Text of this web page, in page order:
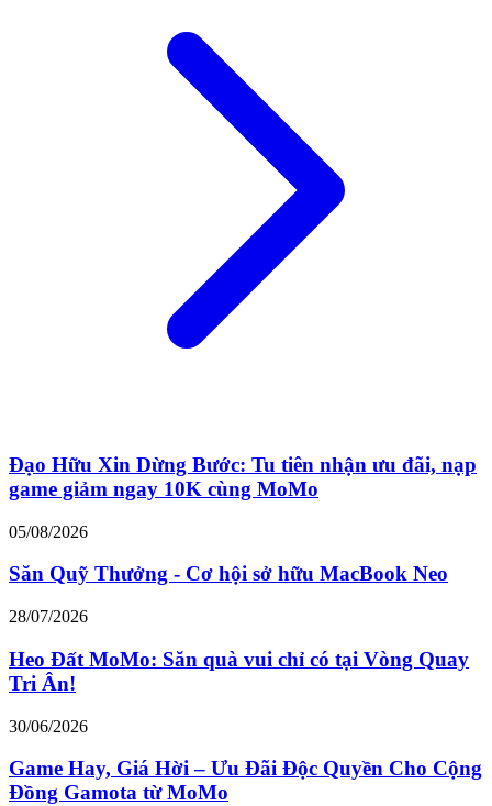
Đạo Hữu Xin Dừng Bước: Tu tiên nhận ưu đãi, nạp
game giảm ngay 10K cùng MoMo
05/08/2026
Săn Quỹ Thưởng - Cơ hội sở hữu MacBook Neo
28/07/2026
Heo Đất MoMo: Săn quà vui chỉ có tại Vòng Quay
Tri Ân!
30/06/2026
Game Hay, Giá Hời – Ưu Đãi Độc Quyền Cho Cộng
Đồng Gamota từ MoMo